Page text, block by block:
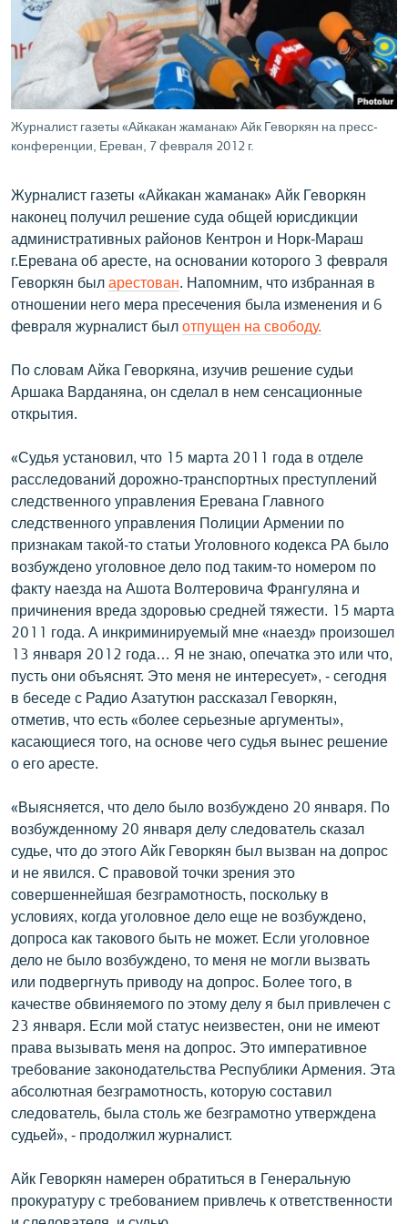
ՄԻՋԱԶԳԱՅԻՆ
ՄՇԱԿՈՒՅԹ
ՍՊՈՐՏ
ՄԵԿՆԱԲԱՆՈՒԹՅՈՒՆ
ՏՏ ԵՒ ԻՆՏԵՐՆԵՏ
ԱՐԽԻՎ
ՏԵՍԱՆՅՈՒԹԵՐ
ԲԱՆԱՎԵՃ
ՁԳՏԵԼՈՎ ԼԱՎԱԳՈՒՅՆԻՆ
Հայերեն
English
Русский
ՀԵՏԵՎԵՔ ՄԵԶ
«Ազատության» բոլոր կայքերը
Журналист газеты «Айкакан жаманак» Айк Геворкян на пресс-
конференции, Ереван, 7 февраля 2012 г.
Журналист газеты «Айкакан жаманак» Айк Геворкян
наконец получил решение суда общей юрисдикции
административных районов Кентрон и Норк-Мараш
г.Еревана об аресте, на основании которого 3 февраля
Геворкян был арестован . Напомним, что избранная в
отношении него мера пресечения была изменения и 6
февраля журналист был отпущен на свободу.
По словам Айка Геворкяна, изучив решение судьи
Аршака Варданяна, он сделал в нем сенсационные
открытия.
«Судья установил, что 15 марта 2011 года в отделе
расследований дорожно-транспортных преступлений
следственного управления Еревана Главного
следственного управления Полиции Армении по
признакам такой-то статьи Уголовного кодекса РА было
возбуждено уголовное дело под таким-то номером по
факту наезда на Ашота Волтеровича Франгуляна и
причинения вреда здоровью средней тяжести. 15 марта
2011 года. А инкриминируемый мне «наезд» произошел
13 января 2012 года… Я не знаю, опечатка это или что,
пусть они объяснят. Это меня не интересует», - сегодня
в беседе с Радио Азатутюн рассказал Геворкян,
отметив, что есть «более серьезные аргументы»,
касающиеся того, на основе чего судья вынес решение
о его аресте.
«Выясняется, что дело было возбуждено 20 января. По
возбужденному 20 января делу следователь сказал
судье, что до этого Айк Геворкян был вызван на допрос
и не явился. С правовой точки зрения это
совершеннейшая безграмотность, поскольку в
условиях, когда уголовное дело еще не возбуждено,
допроса как такового быть не может. Если уголовное
дело не было возбуждено, то меня не могли вызвать
или подвергнуть приводу на допрос. Более того, в
качестве обвиняемого по этому делу я был привлечен с
23 января. Если мой статус неизвестен, они не имеют
права вызывать меня на допрос. Это императивное
требование законодательства Республики Армения. Эта
абсолютная безграмотность, которую составил
следователь, была столь же безграмотно утверждена
судьей», - продолжил журналист.
Айк Геворкян намерен обратиться в Генеральную
прокуратуру с требованием привлечь к ответственности